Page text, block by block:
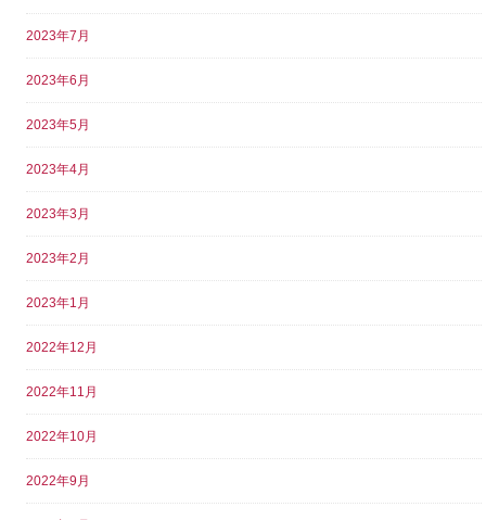
2023年7月
2023年6月
2023年5月
2023年4月
2023年3月
2023年2月
2023年1月
2022年12月
2022年11月
2022年10月
2022年9月